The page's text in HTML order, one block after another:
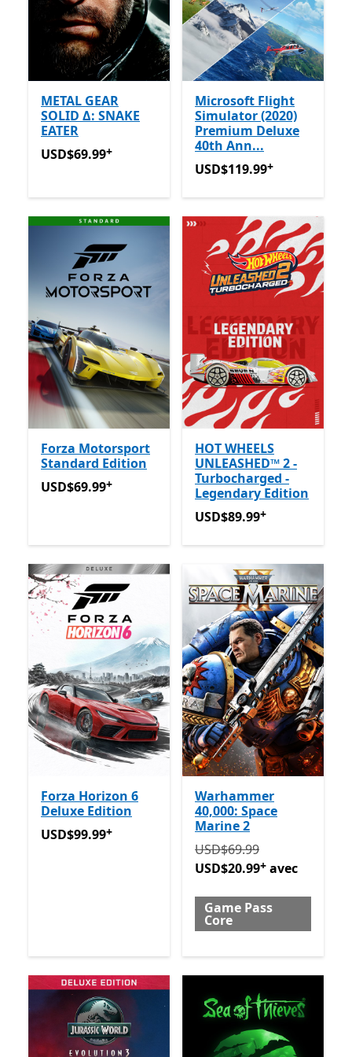
METAL GEAR
SOLID Δ: SNAKE
EATER
USD$69.99Avec des achats dans l’application
USD$69.99+
Microsoft Flight
Simulator (2020)
Premium Deluxe
40th Ann...
USD$119.99Avec des
USD$119.99+
Forza Motorsport
Standard Edition
USD$69.99Avec des achats dans l’application
USD$69.99+
HOT WHEELS
UNLEASHED™ 2 -
Turbocharged -
Legendary Edition
USD$89.99Avec des
USD$89.99+
Forza Horizon 6
Deluxe Edition
USD$99.99Avec des achats dans l’application
USD$99.99+
Warhammer
40,000: Space
Marine 2
Initialement USD$69.99
USD$69.99
USD$20.99+ avec
Game Pass
Core